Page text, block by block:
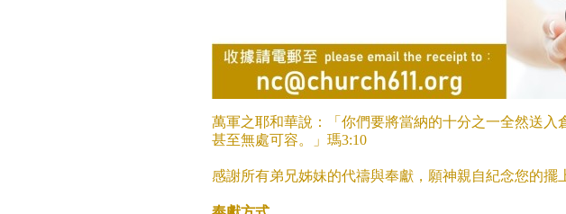
萬軍之耶和華說：「你們要將當納的十分之一全然送入
甚至無處可容。」瑪3:10
感謝所有弟兄姊妹的代禱與奉獻，願神親自紀念您的擺